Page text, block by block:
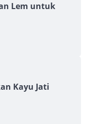
Lem untuk
Kayu Jati